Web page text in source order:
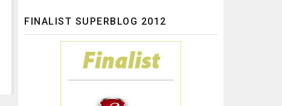
FINALIST SUPERBLOG 2012